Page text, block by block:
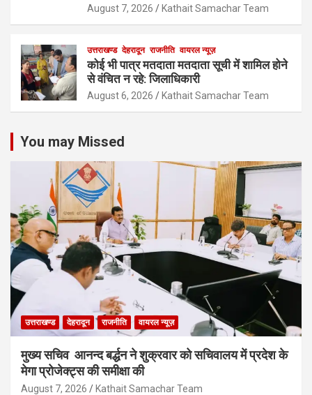
August 7, 2026 Kathait Samachar Team
उत्तराखण्ड देहरादून राजनीति वायरल न्यूज़
कोई भी पात्र मतदाता मतदाता सूची में शामिल होने
से वंचित न रहे: जिलाधिकारी
August 6, 2026 Kathait Samachar Team
You may Missed
उत्तराखण्ड देहरादून राजनीति वायरल न्यूज़
मुख्य सचिव आनन्द बर्द्धन ने शुक्रवार को सचिवालय में प्रदेश के
मेगा प्रोजेक्ट्स की समीक्षा की
August 7, 2026 Kathait Samachar Team